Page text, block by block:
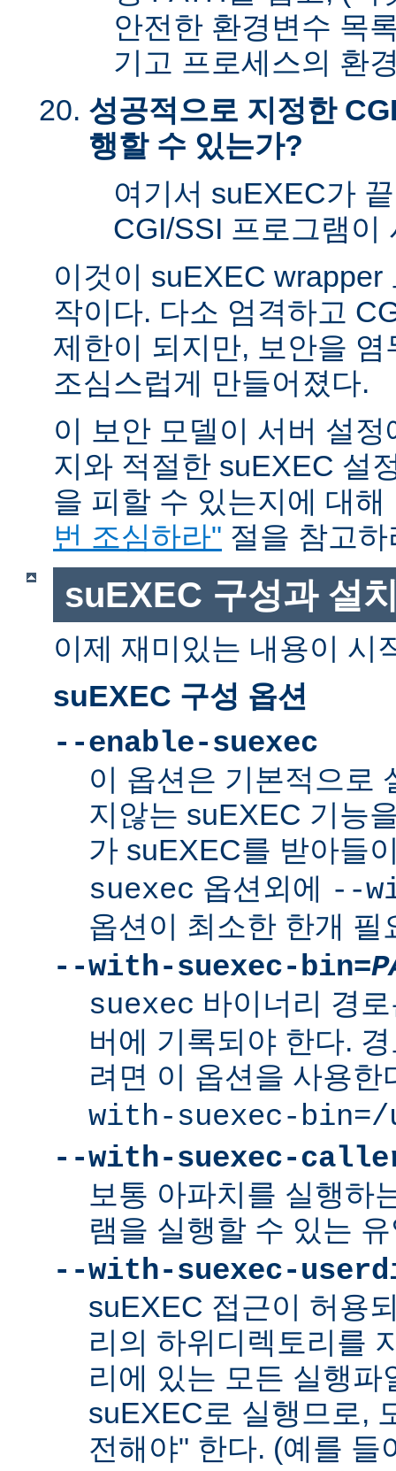
안전한 환경변수 목
기고 프로세스의 환
성공적으로 지정한
행할 수 있는가?
여기서 suEXEC가
CGI/SSI 프로그램이
이것이 suEXEC wrapper
작이다. 다소 엄격하고
제한이 되지만, 보안을
조심스럽게 만들어졌다.
이 보안 모델이 서버 설
지와 적절한 suEXEC 설
을 피할 수 있는지에 대
번 조심하라" 절을 참고하
suEXEC 구성과 설
이제 재미있는 내용이 시
suEXEC 구성 옵션
--enable-suexec
이 옵션은 기본적으로
지않는 suEXEC 기능
가 suEXEC를 받아들
suexec 옵션외에
--
옵션이 최소한 한개 필
--with-suexec-bin=
suexec 바이너리 경
버에 기록되야 한다.
려면 이 옵션을 사용
with-suexec-
--with-suexec-
보통 아파치를 실행하
램을 실행할 수 있는
--with-suexec-
suEXEC 접근이 허용
리의 하위디렉토리를
리에 있는 모든 실행파
suEXEC로 실행므로,
전해야" 한다. (예를 들